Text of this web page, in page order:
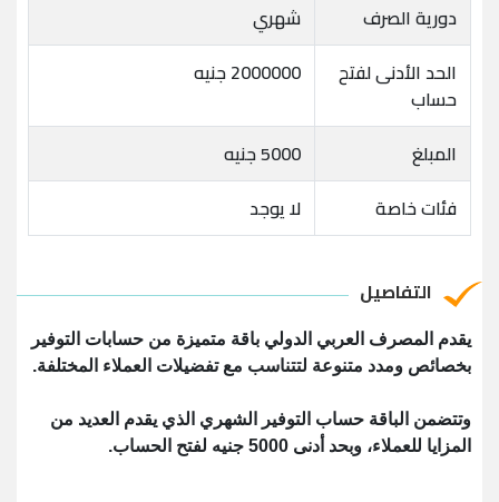
دورية الصرف
شهري
الحد الأدنى لفتح
حساب
2000000 جنيه
المبلغ
5000 جنيه
فئات خاصة
لا يوجد
التفاصيل
يقدم المصرف العربي الدولي باقة متميزة من حسابات التوفير
بخصائص ومدد متنوعة لتتناسب مع تفضيلات العملاء المختلفة.
وتتضمن الباقة حساب التوفير الشهري الذي يقدم العديد من
المزايا للعملاء، وبحد أدنى 5000 جنيه لفتح الحساب.